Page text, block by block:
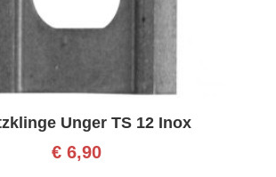
Unger TS 12 Inox
€6,90